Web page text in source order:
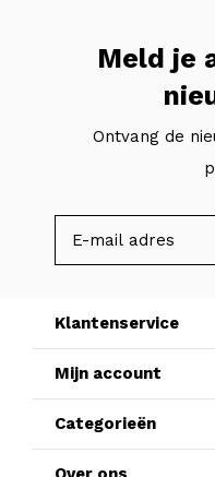
Meld je
Ontvang de
Klantenservice
Mijn account
Categorieën